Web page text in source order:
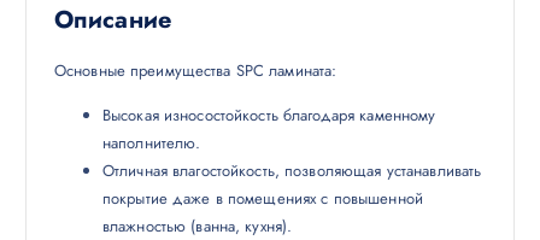
Описание
Основные преимущества SPC ламината:
Высокая износостойкость благодаря каменному
наполнителю.
Отличная влагостойкость, позволяющая устанавливать
покрытие даже в помещениях с повышенной
влажностью (ванна, кухня).